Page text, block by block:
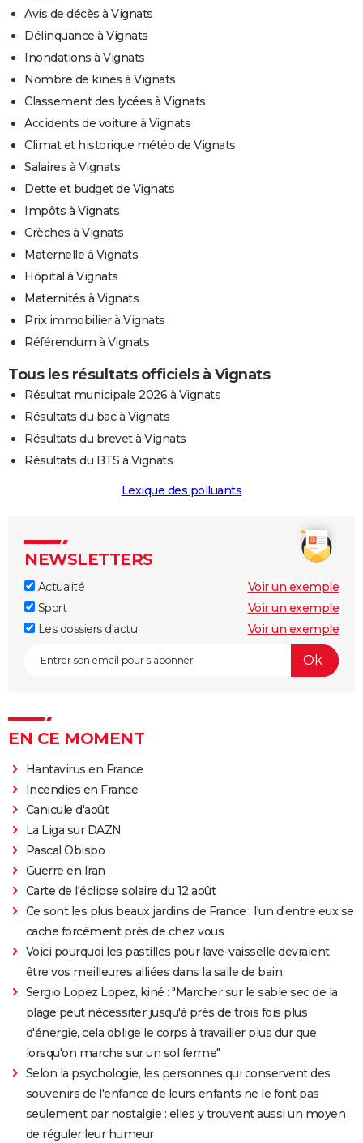
Avis de décès à Vignats
Délinquance à Vignats
Inondations à Vignats
Nombre de kinés à Vignats
Classement des lycées à Vignats
Accidents de voiture à Vignats
Climat et historique météo de Vignats
Salaires à Vignats
Dette et budget de Vignats
Impôts à Vignats
Crèches à Vignats
Maternelle à Vignats
Hôpital à Vignats
Maternités à Vignats
Prix immobilier à Vignats
Référendum à Vignats
Tous les résultats officiels à Vignats
Résultat municipale 2026 à Vignats
Résultats du bac à Vignats
Résultats du brevet à Vignats
Résultats du BTS à Vignats
Lexique des polluants
NEWSLETTERS
Actualité
Voir un exemple
Sport
Voir un exemple
Les dossiers d'actu
Voir un exemple
EN CE MOMENT
Hantavirus en France
Incendies en France
Canicule d'août
La Liga sur DAZN
Pascal Obispo
Guerre en Iran
Carte de l'éclipse solaire du 12 août
Ce sont les plus beaux jardins de France : l'un d'entre eux se
cache forcément près de chez vous
Voici pourquoi les pastilles pour lave-vaisselle devraient
être vos meilleures alliées dans la salle de bain
Sergio Lopez Lopez, kiné : "Marcher sur le sable sec de la
plage peut nécessiter jusqu'à près de trois fois plus
d'énergie, cela oblige le corps à travailler plus dur que
lorsqu'on marche sur un sol ferme"
Selon la psychologie, les personnes qui conservent des
souvenirs de l'enfance de leurs enfants ne le font pas
seulement par nostalgie : elles y trouvent aussi un moyen
de réguler leur humeur